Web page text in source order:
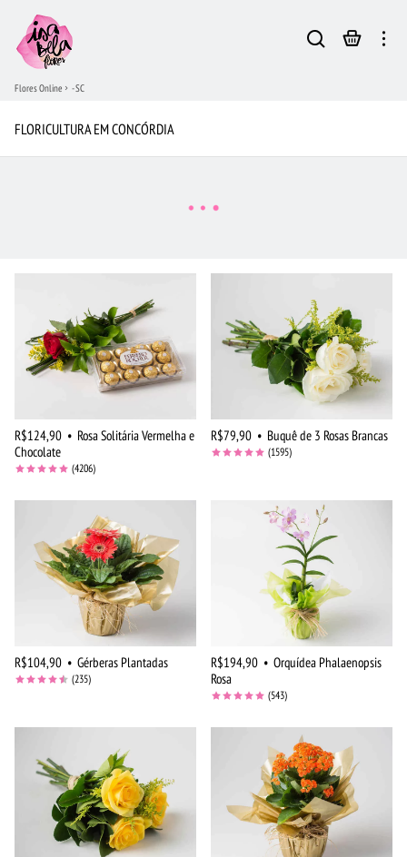
Flores Online - SC
FLORICULTURA EM CONCÓRDIA
R$124,90 • Rosa Solitária Vermelha e
Chocolate
(4206)
R$79,90 • Buquê de 3 Rosas Brancas
(1595)
R$104,90 • Gérberas Plantadas
(235)
R$194,90 • Orquídea Phalaenopsis
Rosa
(543)